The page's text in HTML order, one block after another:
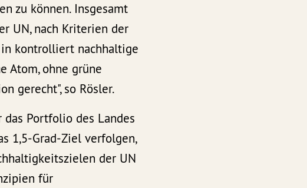
zu können. Insgesamt
UN, nach Kriterien der
in kontrolliert nachhaltige
Atom, ohne grüne
gerecht", so Rösler.
Portfolio des Landes
1,5-Grad-Ziel verfolgen,
der UN
für